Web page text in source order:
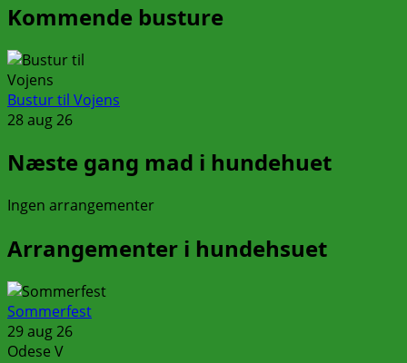
Kommende busture
Bustur til Vojens
28 aug 26
Næste gang mad i hundehuet
Ingen arrangementer
Arrangementer i hundehsuet
Sommerfest
29 aug 26
Odese V